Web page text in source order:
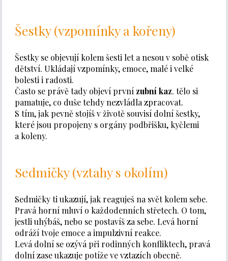
Šestky (vzpomínky a kořeny)
Šestky se objevují kolem šesti let a nesou v sobě otisk
dětství. Ukládají vzpomínky, emoce, malé i velké
bolesti i radosti.
Často se právě tady objeví první zubní kaz. tělo si
pamatuje, co duše tehdy nezvládla zpracovat.
S tím, jak pevně stojíš v životě souvisí dolní šestky,
které jsou propojeny s orgány podbřišku, kyčlemi
a koleny.
Sedmičky (vztahy s okolím)
Sedmičky ti ukazují, jak reaguješ na svět kolem sebe.
Pravá horní mluví o každodenních střetech. O tom,
jestli uhýbáš, nebo se postavíš za sebe. Levá horní
odráží tvoje emoce a impulzivní reakce.
Levá dolní se ozývá při rodinných konfliktech, pravá
dolní zase ukazuje potíže ve vztazích obecně.